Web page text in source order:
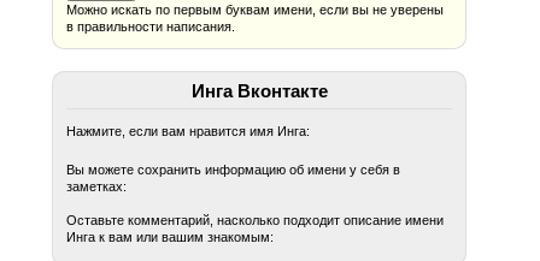
Можно искать по первым буквам имени, если вы не уверены
в правильности написания.
Инга Вконтакте
Нажмите, если вам нравится имя Инга:
Вы можете сохранить информацию об имени у себя в
заметках:
Оставьте комментарий, насколько подходит описание имени
Инга к вам или вашим знакомым: